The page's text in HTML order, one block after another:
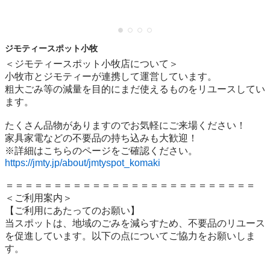
ジモティースポット小牧
＜ジモティースポット小牧店について＞
小牧市とジモティーが連携して運営しています。
粗⼤ごみ等の減量を⽬的にまだ使えるものをリユースしてい
ます。
たくさん品物がありますのでお気軽にご来場ください！
家具家電などの不要品の持ち込みも大歓迎！
https://jmty.jp/about/jmtyspot_komaki
＝＝＝＝＝＝＝＝＝＝＝＝＝＝＝＝＝＝＝＝＝＝＝＝＝＝
＜ご利用案内＞
【ご利用にあたってのお願い】
当スポットは、地域のごみを減らすため、不要品のリユース
を促進しています。以下の点についてご協力をお願いしま
す。